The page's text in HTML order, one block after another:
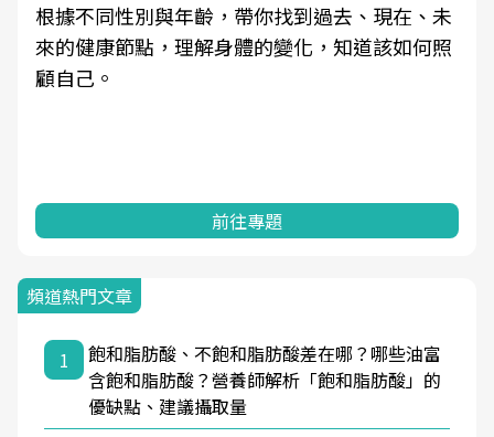
根據不同性別與年齡，帶你找到過去、現在、未
來的健康節點，理解身體的變化，知道該如何照
顧自己。
前往專題
頻道熱門文章
1
飽和脂肪酸、不飽和脂肪酸差在哪？哪些油富
含飽和脂肪酸？營養師解析「飽和脂肪酸」的
優缺點、建議攝取量